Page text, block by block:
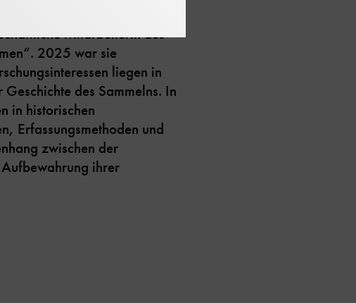
Mitarbeiterin des
2025 war sie
liegen in
des Sammelns. In
in historischen
Erfassungsmethoden und
zwischen der
ihrer